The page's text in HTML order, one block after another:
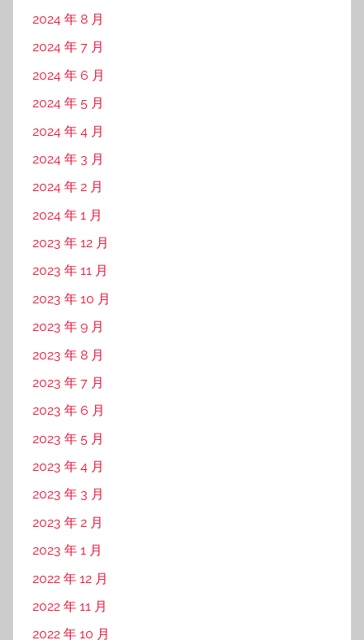
2024 年 8 月
2024 年 7 月
2024 年 6 月
2024 年 5 月
2024 年 4 月
2024 年 3 月
2024 年 2 月
2024 年 1 月
2023 年 12 月
2023 年 11 月
2023 年 10 月
2023 年 9 月
2023 年 8 月
2023 年 7 月
2023 年 6 月
2023 年 5 月
2023 年 4 月
2023 年 3 月
2023 年 2 月
2023 年 1 月
2022 年 12 月
2022 年 11 月
2022 年 10 月